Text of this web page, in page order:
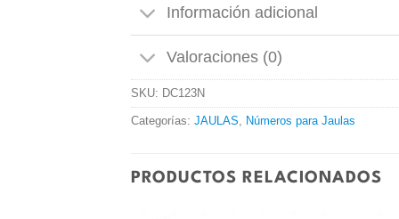
Información adicional
Valoraciones (0)
SKU: DC123N
Categorías: JAULAS Números para Jaulas
PRODUCTOS RELACIONADOS